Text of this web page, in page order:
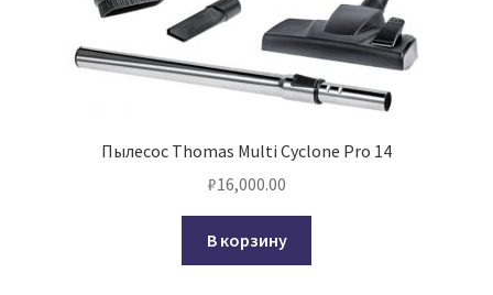
Пылесос Thomas Multi Cyclone Pro 14
₽16,000.00
В корзину